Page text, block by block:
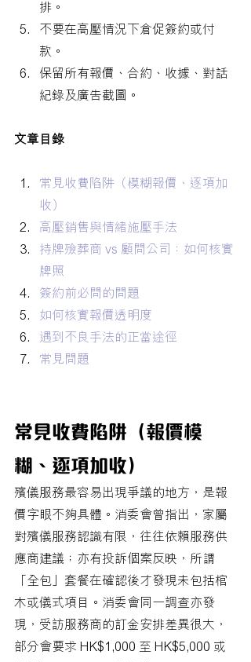
排。
不要在高壓情況下倉促簽約或付
款。
保留所有報價、合約、收據、對話
紀錄及廣告截圖。
文章目錄
常見收費陷阱（模糊報價、逐項加
收）
高壓銷售與情緒施壓手法
持牌殮葬商 vs 顧問公司：如何核實
牌照
簽約前必問的問題
如何核實報價透明度
遇到不良手法的正當途徑
常見問題
常見收費陷阱（報價模
糊、逐項加收）
殯儀服務最容易出現爭議的地方，是報
價字眼不夠具體。消委會曾指出，家屬
對殯儀服務認識有限，往往依賴服務供
應商建議；亦有投訴個案反映，所謂
「全包」套餐在確認後才發現未包括棺
木或儀式項目。消委會同一調查亦發
現，受訪服務商的訂金安排差異很大，
部分會要求 HK$1,000 至 HK$5,000 或